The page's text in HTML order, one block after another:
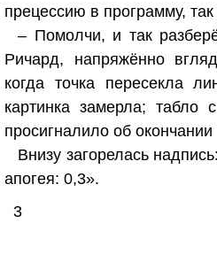
прецессию в программу,
– Помолчи, и так
Ричард, напряжённо
когда точка пересекла
картинка замерла;
просигналило об
Внизу загорелась
апогея: 0,3».
3